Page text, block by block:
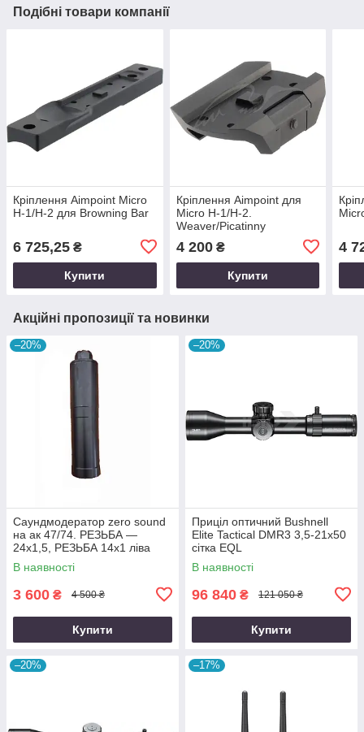
Подібні товари компанії
Кріплення Aimpoint Micro
H-1/H-2 для Browning Bar
6 725,25 ₴
Купити
Кріплення Aimpoint для
Micro H-1/H-2.
Weaver/Picatinny
4 200₴
Купити
4
Акційні пропозиції та новинки
–20%
Саундмодератор zero sound
на ак 47/74. РЕЗЬБА —
24х1,5, РЕЗЬБА 14х1 ліва
В наявності
3 600 ₴ 4 500 ₴
Купити
–20%
Приціл оптичний Bushnell
Elite Tactical DMR3 3,5-21x50
сітка EQL
В наявності
96 840 ₴ 121 050 ₴
Купити
–20% –17%